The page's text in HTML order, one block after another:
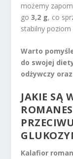
możemy
go3,2 g, co
stabilny poziom
Warto
do swojej
odżywczy
JAKIE SĄ
Kalafior